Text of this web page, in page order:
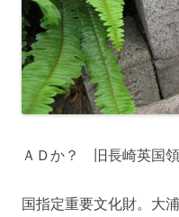
ＡＤか？ 旧長崎英国
国指定重要文化財。大